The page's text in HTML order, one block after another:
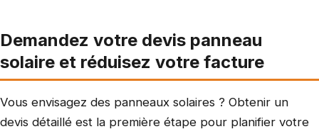
Demandez votre devis panneau
solaire et réduisez votre facture
Vous envisagez des panneaux solaires ? Obtenir un
devis détaillé est la première étape pour planifier votre